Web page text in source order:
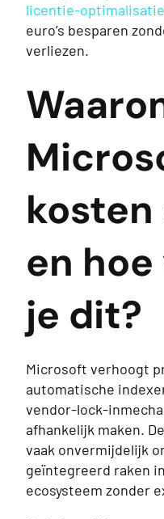
licentie-optimalisatie
euro’s besparen
verliezen.
en
je dit?
Microsoft verhoogt
automatische
vendor-lock-
afhankelijk maken.
vaak onvermijdelijk
geïntegreerd raken
ecosysteem zonder